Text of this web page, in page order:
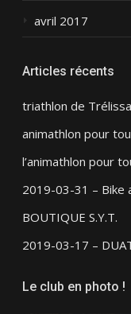
avril 2017
Articles récents
triathlon de
animathlon pour
l’animathlon pour
2019-03-31 – Bike
BOUTIQUE S.Y.T.
2019-03-17 –
Le club en photo !